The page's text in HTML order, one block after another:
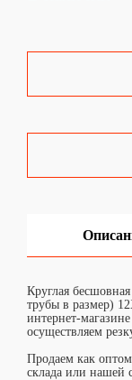
Круглая
трубы в размер)
интернет-
осуществляем
Продаем как
склада или нашей